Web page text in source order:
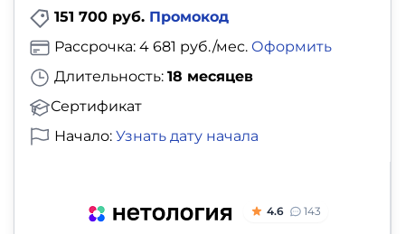
151 700 руб. Промокод
Длительность: 18 месяцев
Сертификат
Рассрочка: 4 681 руб./мес. Оформить
Начало: Узнать дату начала
4.6 143